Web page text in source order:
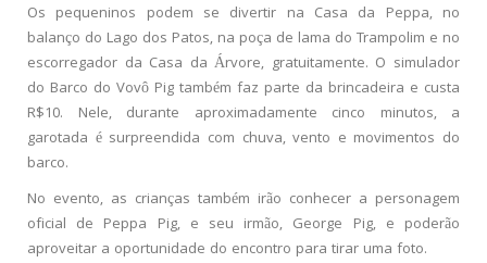
Os pequeninos podem se divertir na Casa da Peppa, no
balanço do Lago dos Patos, na poça de lama do Trampolim e no
escorregador da Casa da Árvore, gratuitamente. O simulador
do Barco do Vovô Pig também faz parte da brincadeira e custa
R$10. Nele, durante aproximadamente cinco minutos, a
garotada é surpreendida com chuva, vento e movimentos do
barco.
No evento, as crianças também irão conhecer a personagem
oficial de Peppa Pig, e seu irmão, George Pig, e poderão
aproveitar a oportunidade do encontro para tirar uma foto.